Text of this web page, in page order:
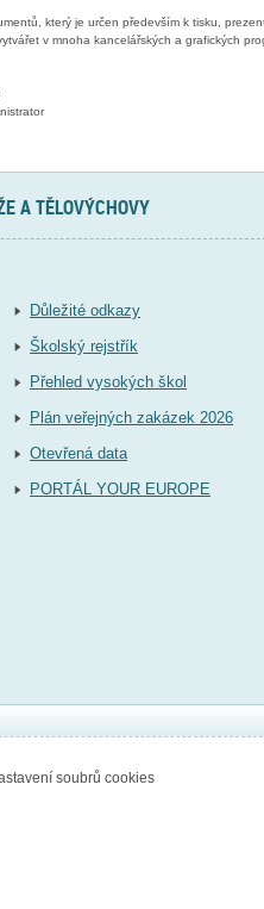
který je určen především k tisku,
v mnoha kancelářských a grafických
A TĚLOVÝCHOVY
Důležité odkazy
Školský rejstřík
Přehled vysokých škol
Plán veřejných zakázek 2026
Otevřená data
PORTÁL YOUR EUROPE
soubrů cookies